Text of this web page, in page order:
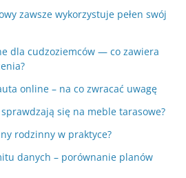
zawsze wykorzystuje pełen swój
dla cudzoziemców — co zawiera
online – na co zwracać uwagę
się na meble tarasowe?
rodzinny w praktyce?
danych – porównanie planów